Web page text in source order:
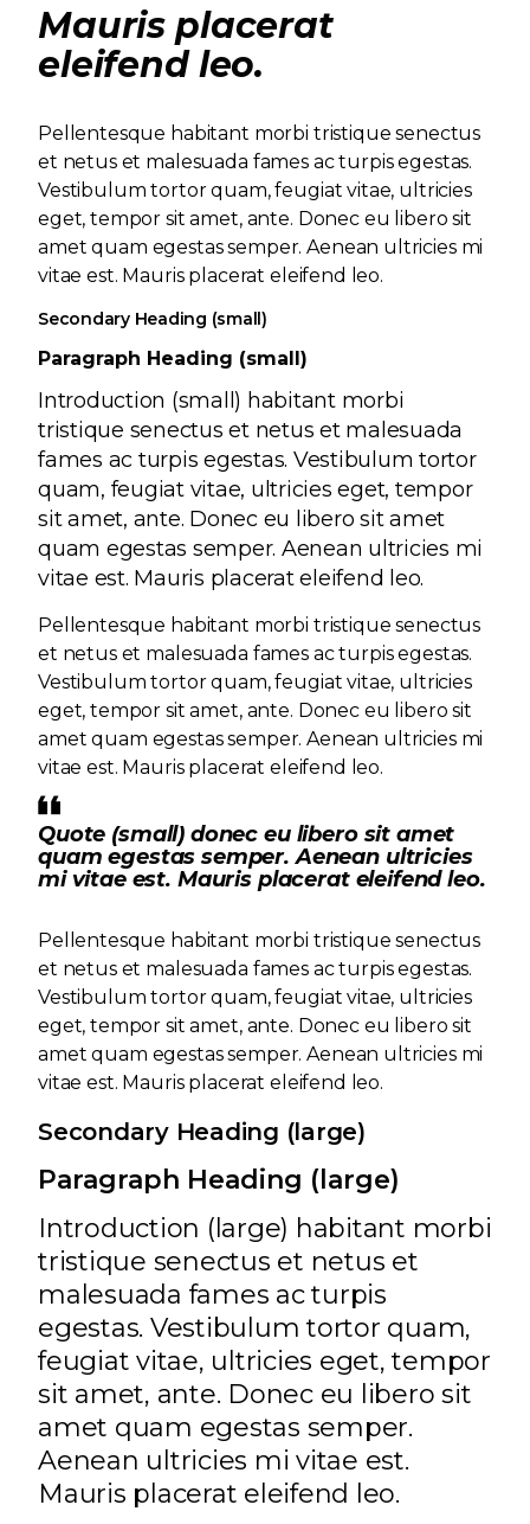
Mauris placerat
eleifend leo.
Pellentesque habitant morbi tristique senectus
et netus et malesuada fames ac turpis egestas.
Vestibulum tortor quam, feugiat vitae, ultricies
eget, tempor sit amet, ante. Donec eu libero sit
amet quam egestas semper. Aenean ultricies mi
vitae est. Mauris placerat eleifend leo.
Secondary Heading (small)
Paragraph Heading (small)
Introduction (small) habitant morbi
tristique senectus et netus et malesuada
fames ac turpis egestas. Vestibulum tortor
quam, feugiat vitae, ultricies eget, tempor
sit amet, ante. Donec eu libero sit amet
quam egestas semper. Aenean ultricies mi
vitae est. Mauris placerat eleifend leo.
Pellentesque habitant morbi tristique senectus
et netus et malesuada fames ac turpis egestas.
Vestibulum tortor quam, feugiat vitae, ultricies
eget, tempor sit amet, ante. Donec eu libero sit
amet quam egestas semper. Aenean ultricies mi
vitae est. Mauris placerat eleifend leo.
Quote (small) donec eu libero sit amet
quam egestas semper. Aenean ultricies
mi vitae est. Mauris placerat eleifend leo.
Pellentesque habitant morbi tristique senectus
et netus et malesuada fames ac turpis egestas.
Vestibulum tortor quam, feugiat vitae, ultricies
eget, tempor sit amet, ante. Donec eu libero sit
amet quam egestas semper. Aenean ultricies mi
vitae est. Mauris placerat eleifend leo.
Secondary Heading (large)
Paragraph Heading (large)
Introduction (large) habitant morbi
tristique senectus et netus et
malesuada fames ac turpis
egestas. Vestibulum tortor quam,
feugiat vitae, ultricies eget, tempor
sit amet, ante. Donec eu libero sit
amet quam egestas semper.
Aenean ultricies mi vitae est.
Mauris placerat eleifend leo.